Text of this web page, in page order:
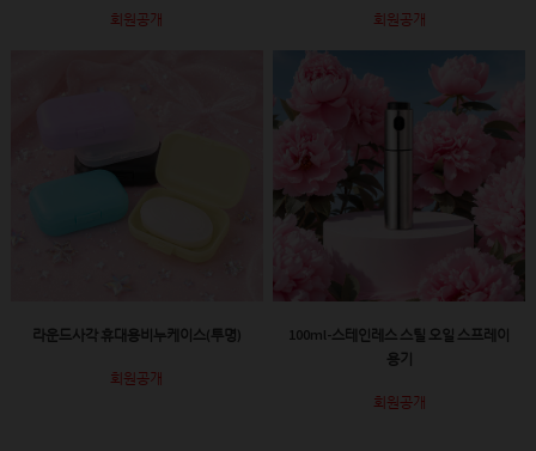
회원공개 회원공개
라운드사각 휴대용비누케이스(투명)
회원공개
100ml-스테인레스 스틸 오일 스프레이
용기
회원공개